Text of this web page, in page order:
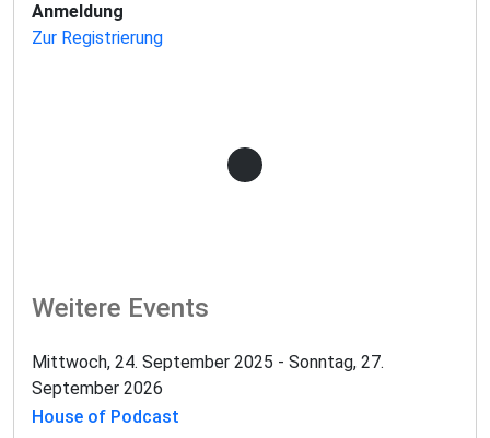
Anmeldung
Zur Registrierung
Lädt Teilnahme-Knopf...
Weitere Events
Mittwoch, 24. September 2025 - Sonntag, 27.
September 2026
House of Podcast